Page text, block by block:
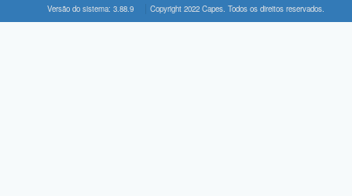
Versão do sistema: 3.88.9 Copyright 2022 Capes. Todos os direitos reservados.